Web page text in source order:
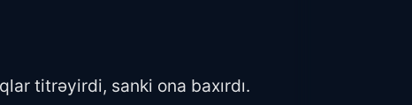
titrəyirdi, sanki ona baxırdı.